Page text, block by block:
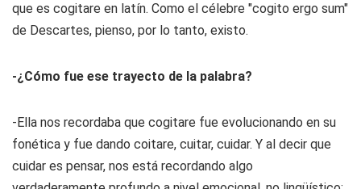
que es cogitare en latín. Como el célebre "cogito ergo sum"
de Descartes, pienso, por lo tanto, existo.
-¿Cómo fue ese trayecto de la palabra?
-Ella nos recordaba que cogitare fue evolucionando en su
fonética y fue dando coitare, cuitar, cuidar. Y al decir que
cuidar es pensar, nos está recordando algo